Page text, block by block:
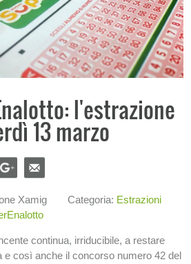
l'estrazione
13 marzo
Xamig Categoria: Estrazioni
continua, irriducibile, a restare
e così anche il concorso numero 42 del